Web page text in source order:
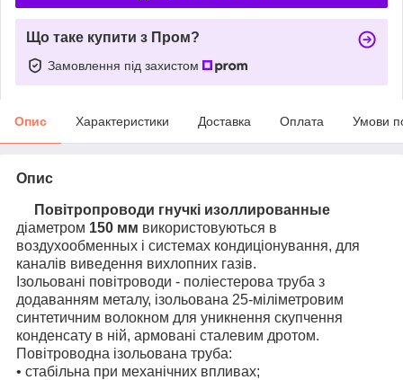
Що таке купити з Пром?
Замовлення під захистом
Опис Характеристики Доставка Оплата Умови
Опис
Повітропроводи гнучкі изоллированные
діаметром 150 мм використовуються в
воздухообменных і системах кондиціонування, для
каналів виведення вихлопних газів.
Ізольовані повітроводи - поліестерова труба з
додаванням металу, ізольована 25-міліметровим
синтетичним волокном для уникнення скупчення
конденсату в ній, армовані сталевим дротом.
Повітроводна ізольована труба:
• стабільна при механічних впливах;